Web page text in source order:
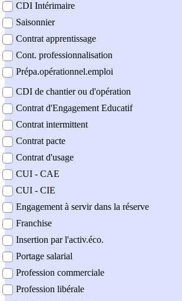
CDI Intérimaire
Saisonnier
Contrat apprentissage
Cont. professionnalisation
Prépa.opérationnel.emploi
CDI de chantier ou d'opération
Contrat d'Engagement Educatif
Contrat intermittent
Contrat pacte
Contrat d'usage
CUI - CAE
CUI - CIE
Engagement à servir dans la réserve
Franchise
Insertion par l'activ.éco.
Portage salarial
Profession commerciale
Profession libérale